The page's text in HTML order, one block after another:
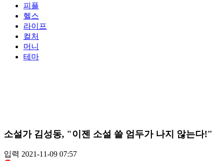
피플
헬스
라이프
컬처
머니
테마
소설가 김성동, "이젠 소설 쓸 엄두가 나지 않는다!"
입력 2021-11-09 07:57